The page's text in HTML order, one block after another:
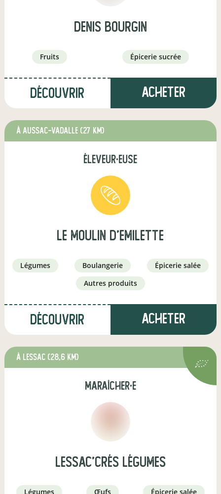
denis bourgin
fruits épicerie sucrée
Découvrir Acheter
à Aussac-Vadalle (27 km)
éleveur·euse
le moulin d'emilette
légumes boulangerie
épicerie salée
autres produits
Découvrir Acheter
à Lessac (28,6 km)
maraîcher·e
lessac'crés légumes
légumes œufs épicerie salée